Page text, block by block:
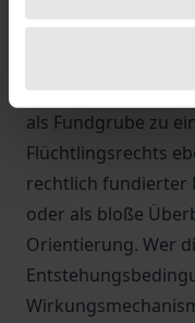
Bedeutung des Art.
Mitgliedstaaten an
werden neu
als Fundgrube zu
Flüchtlingsrechts
rechtlich fundierter
oder als bloße
Orientierung. Wer